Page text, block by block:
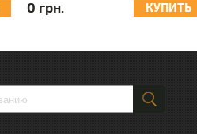
0 грн. КУПИТЬ